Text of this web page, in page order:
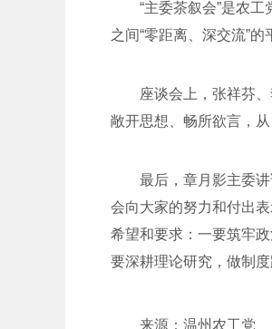
“主委茶叙会”是农
之间“零距离、深交流”的
座谈会上，张祥芬
敞开思想、畅所欲言，
最后，章月影主委
会向大家的努力和付出
希望和要求：一要筑牢
要深耕理论研究，做制度
来源：温州农工党